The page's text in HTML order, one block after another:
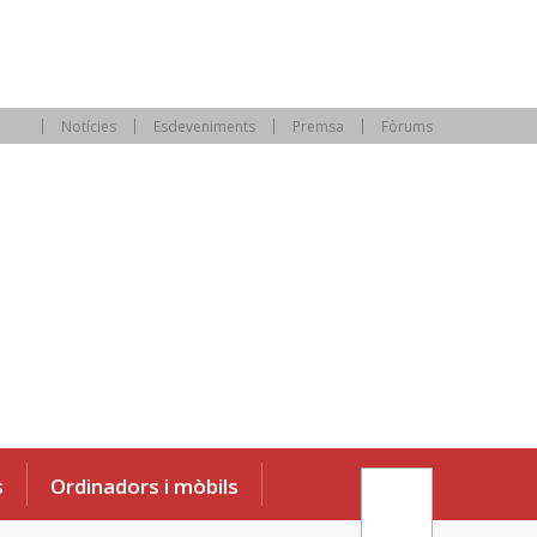
Notícies Esdeveniments Premsa Fòrums
Ordinadors i mòbils